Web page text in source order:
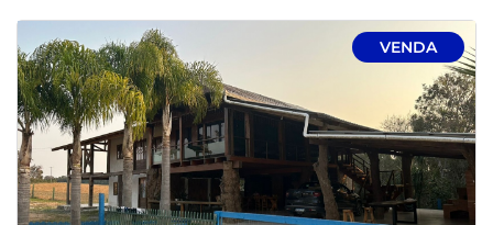
VENDA